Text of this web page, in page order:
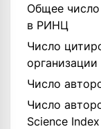
Общее число
в РИНЦ
Число
Число
Число
Science Index